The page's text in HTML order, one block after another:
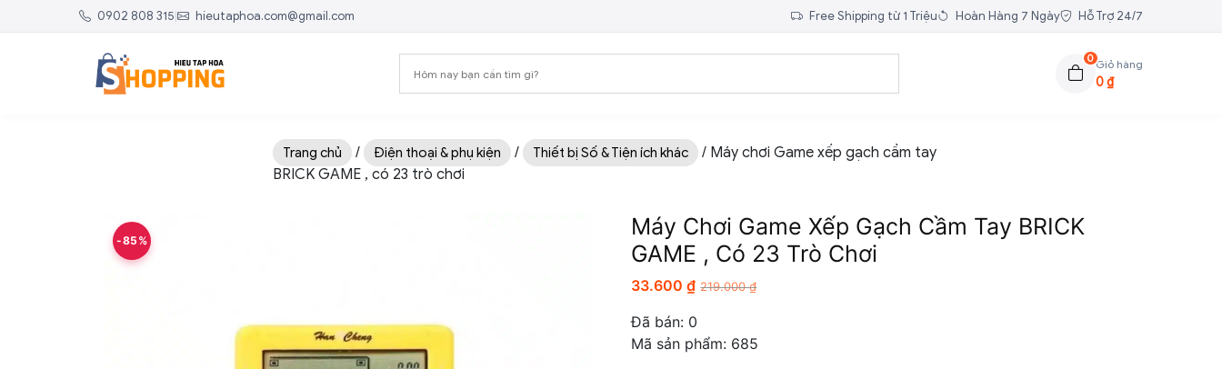
0902 808 315| hieutaphoa.com@gmail.com Free Shipping từ 1 Triệu Hoàn Hàng 7 Ngày Hỗ Trợ 24/7
0Giỏ hàng
0₫
Trang chủ / Điện thoại & phụ kiện / Thiết bị Số & Tiện ích khác
/ Máy chơi Game xếp gạch cầm tay
BRICK GAME , có 23 trò chơi
-85%
Máy Chơi Game Xếp Gạch Cầm Tay BRICK
GAME , Có 23 Trò Chơi
33.600₫ 219.000₫
Đã bán: 0
Mã sản phẩm: 685